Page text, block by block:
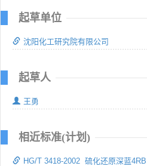
起草单位
沈阳化工研究院有限公司
起草人
王勇
相近标准(计划)
HG/T 3418-2002 硫化还原深蓝4RB